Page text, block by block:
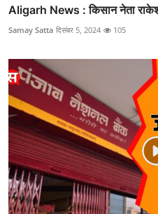
Aligarh News : किसान नेता
Samay Satta दिसंबर 5, 2024 105